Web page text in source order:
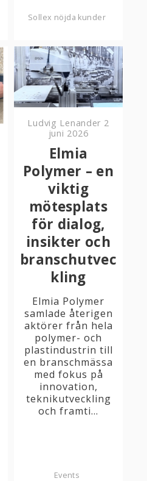
Sollex nöjda kunder
Ludvig Lenander 2
juni 2026
Elmia
Polymer – en
viktig
mötesplats
för dialog,
insikter och
branschutvec
kling
Elmia Polymer
samlade återigen
aktörer från hela
polymer- och
plastindustrin till
en branschmässa
med fokus på
innovation,
teknikutveckling
och framti...
Events